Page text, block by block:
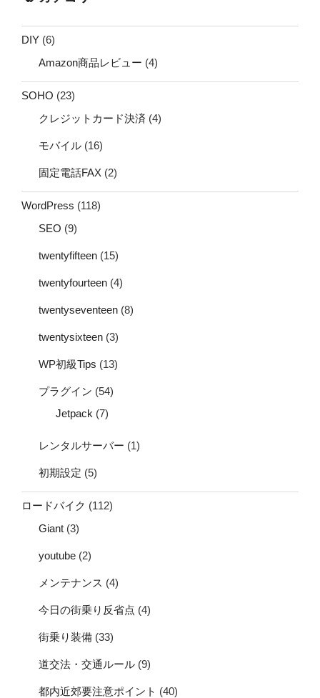
DIY (6)
Amazon商品レビュー (4)
SOHO (23)
クレジットカード決済 (4)
モバイル (16)
固定電話FAX (2)
WordPress (118)
SEO (9)
twentyfifteen (15)
twentyfourteen (4)
twentyseventeen (8)
twentysixteen (3)
WP初級Tips (13)
プラグイン (54)
Jetpack (7)
レンタルサーバー (1)
初期設定 (5)
ロードバイク (112)
Giant (3)
youtube (2)
メンテナンス (4)
今日の街乗り反省点 (4)
街乗り装備 (33)
道交法・交通ルール (9)
都内近郊要注意ポイント (40)